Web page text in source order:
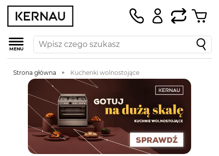
MENU
Strona główna Kuchenki wolnostojące